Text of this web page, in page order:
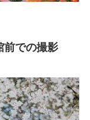
前での撮影